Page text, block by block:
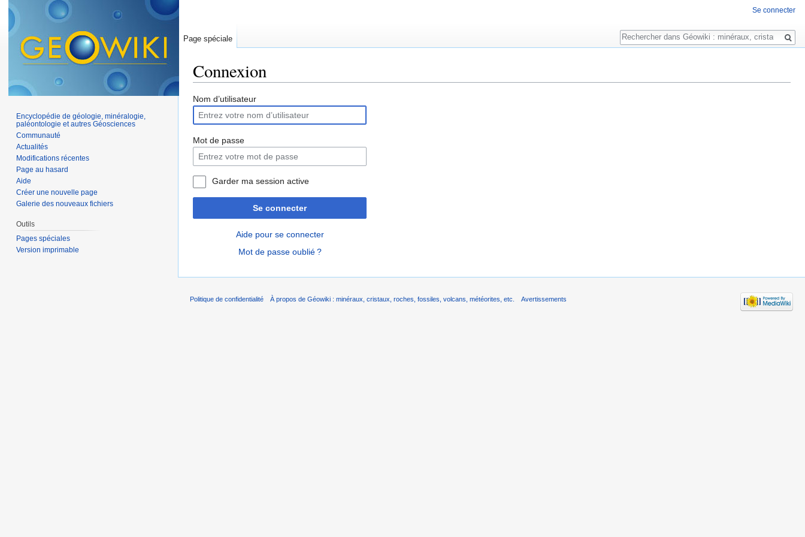
Connexion
Nom d’utilisateur
Mot de passe
Garder ma session active
Se connecter
Aide pour se connecter
Mot de passe oublié ?
Se connecter
Page spéciale
Rechercher
Encyclopédie de géologie, minéralogie,
paléontologie et autres Géosciences
Communauté
Actualités
Modifications récentes
Page au hasard
Aide
Créer une nouvelle page
Galerie des nouveaux fichiers
Outils
Pages spéciales
Version imprimable
Politique de confidentialité À propos de Géowiki : minéraux, cristaux, roches, fossiles, volcans, météorites, etc. Avertissements